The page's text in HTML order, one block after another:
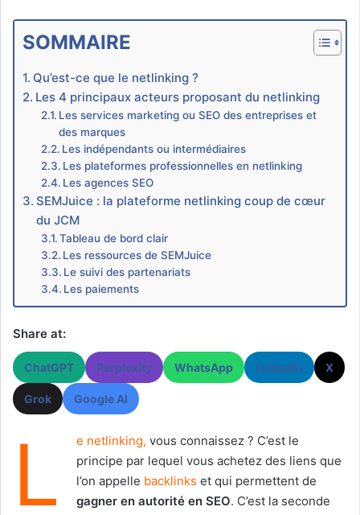
SOMMAIRE
Qu’est-ce que le netlinking ?
Les 4 principaux acteurs proposant du netlinking
Les services marketing ou SEO des entreprises et
des marques
Les indépendants ou intermédiaires
Les plateformes professionnelles en netlinking
Les agences SEO
SEMJuice : la plateforme netlinking coup de cœur
du JCM
Tableau de bord clair
Les ressources de SEMJuice
Le suivi des partenariats
Les paiements
Share at:
ChatGPT Perplexity WhatsApp LinkedIn X
Grok Google AI
L e netlinking, vous connaissez ? C’est le
principe par lequel vous achetez des liens que
l’on appelle backlinks et qui permettent de
gagner en autorité en SEO. C’est la seconde